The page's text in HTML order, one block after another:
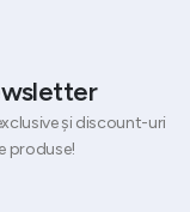
și discount-uri
produse!